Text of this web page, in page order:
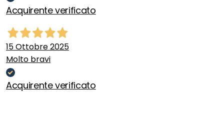
Acquirente verificato
15 Ottobre 2025
Molto bravi
Acquirente verificato